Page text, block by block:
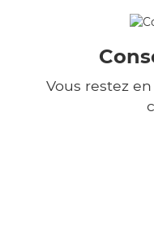
Vous restez